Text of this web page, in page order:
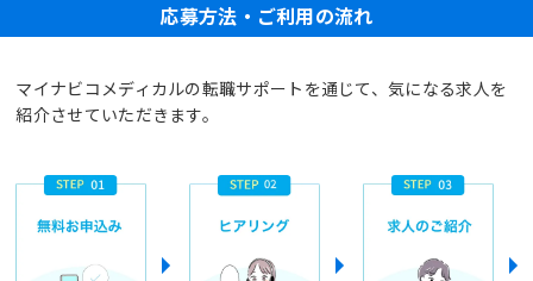
応募方法・ご利用の流れ
マイナビコメディカルの転職サポートを通じて、気になる求人を
紹介させていただきます。